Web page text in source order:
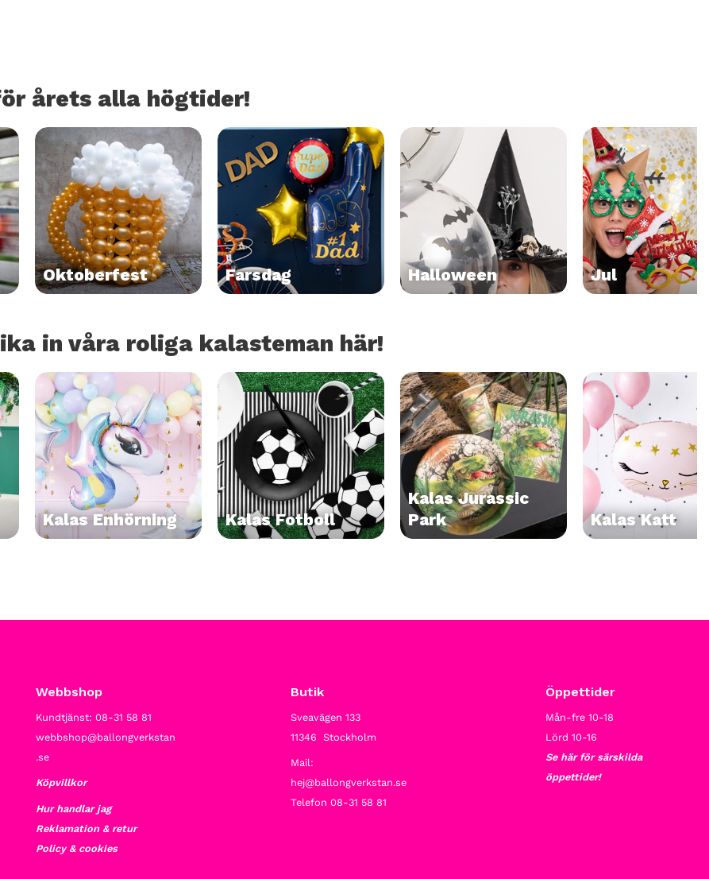
årets alla högtider!
Oktoberfest Farsdag Halloween Jul
in våra roliga kalasteman här!
Kalas Enhörning Kalas Fotboll
Kalas Jurassic
Park
Kalas Katt
Webbshop
Kundtjänst: 08-31 58 81
webbshop@ballongverkstan
.se
Köpvillkor
Hur handlar jag
Reklamation & retur
Policy & cookies
Butik
Sveavägen 133
11346 Stockholm
Mail:
hej@ballongverkstan.se
Telefon 08-31 58 81
Öppettider
Mån-fre 10-18
Lörd 10-16
Se här för särskilda
öppettider!